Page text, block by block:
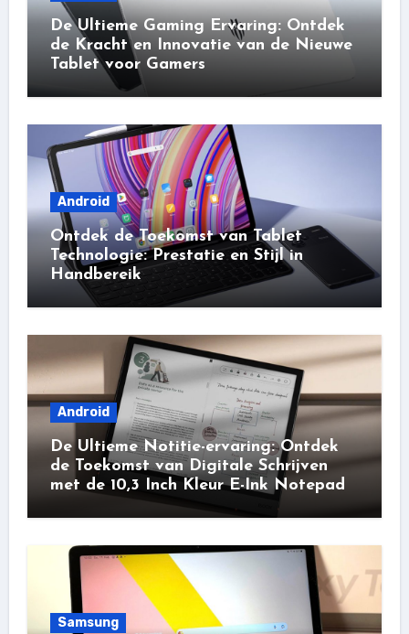
De Ultieme Gaming Ervaring: Ontdek
de Kracht en Innovatie van de Nieuwe
Tablet voor Gamers
Android
Ontdek de Toekomst van Tablet
Technologie: Prestatie en Stijl in
Handbereik
Android
De Ultieme Notitie-ervaring: Ontdek
de Toekomst van Digitale Schrijven
met de 10,3 Inch Kleur E-Ink Notepad
Samsung